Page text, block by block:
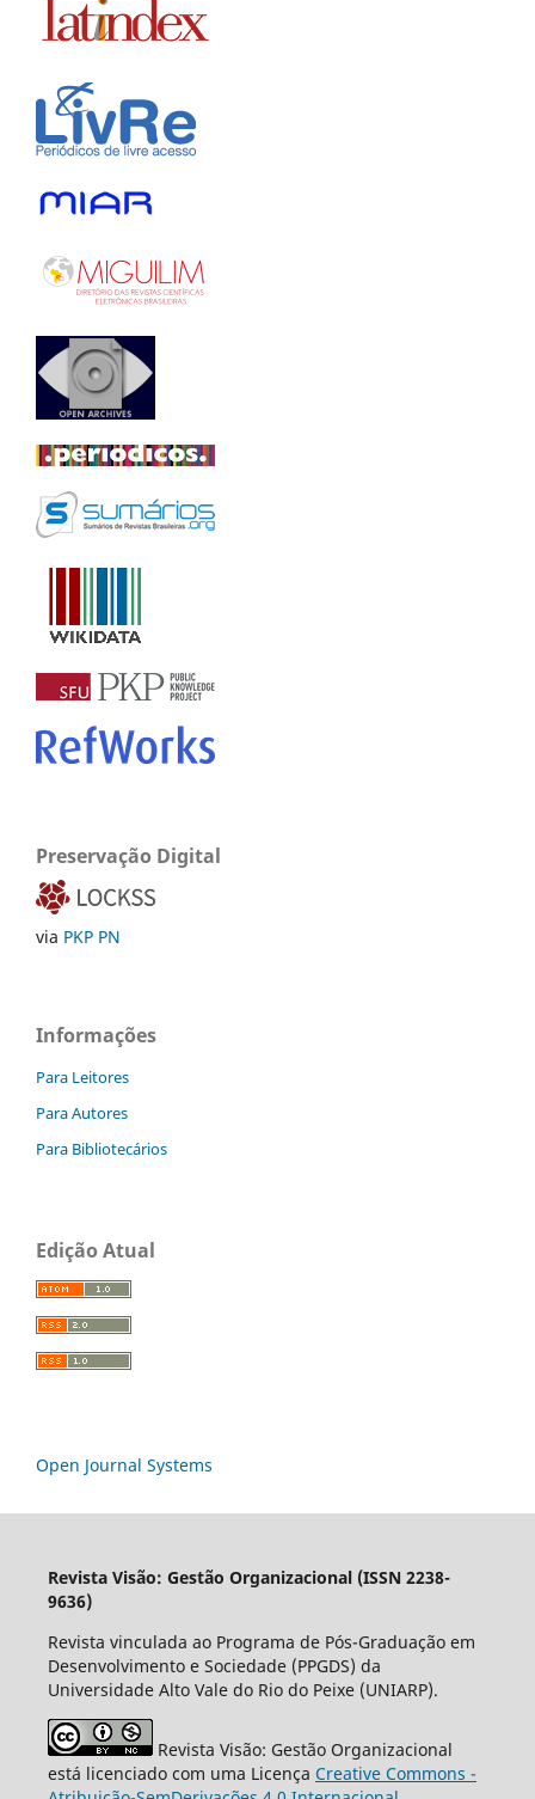
Preservação Digital
via PKP PN
Informações
Para Leitores
Para Autores
Para Bibliotecários
Edição Atual
Open Journal Systems
Revista Visão: Gestão Organizacional (ISSN 2238-
9636)
Revista vinculada ao Programa de Pós-Graduação em
Desenvolvimento e Sociedade (PPGDS) da
Universidade Alto Vale do Rio do Peixe (UNIARP).
Revista Visão: Gestão Organizacional
está licenciado com uma Licença Creative Commons -